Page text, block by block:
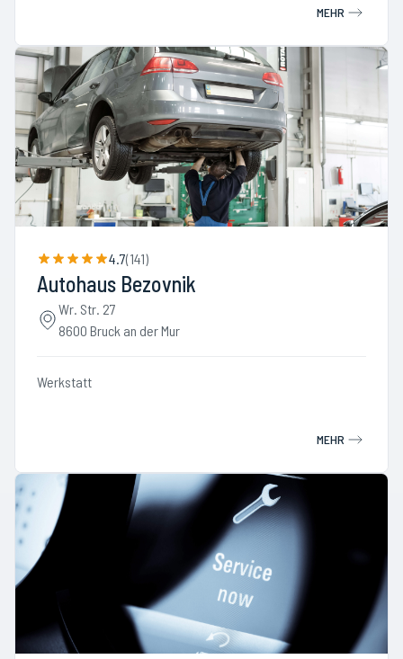
MEHR
4.7(141)
Autohaus Bezovnik
Wr. Str. 27
8600 Bruck an der Mur
Werkstatt
MEHR